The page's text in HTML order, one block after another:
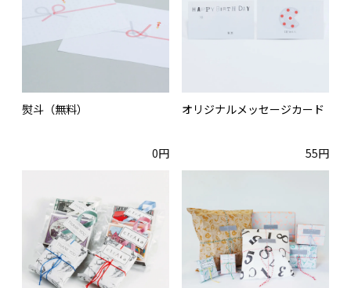
熨斗（無料）
0円
オリジナルメッセージカード
55円